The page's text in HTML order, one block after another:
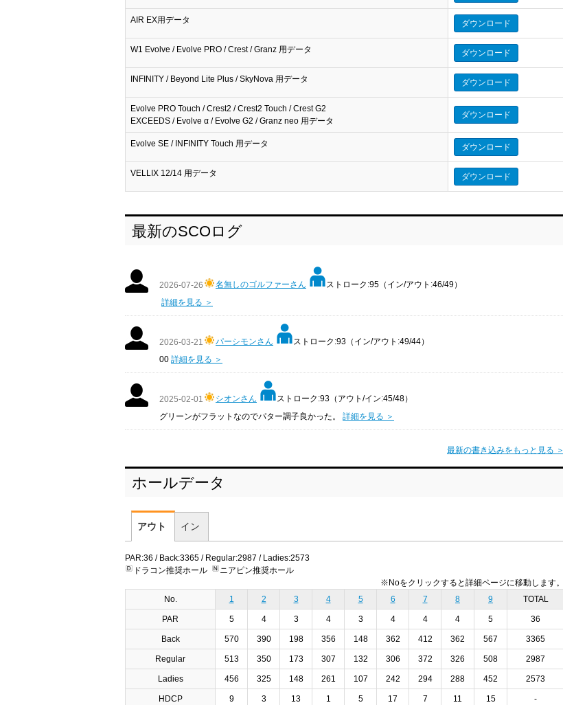
AIR EX用データ ダウンロード
W1 Evolve / Evolve PRO / Crest / Granz 用データ ダウンロード
INFINITY / Beyond Lite Plus / SkyNova 用データ ダウンロード
Evolve PRO Touch / Crest2 / Crest2 Touch / Crest G2
EXCEEDS / Evolve α / Evolve G2 / Granz neo 用データ
ダウンロード
Evolve SE / INFINITY Touch 用データ ダウンロード
VELLIX 12/14 用データ ダウンロード
最新のSCOログ
2026-07-26 名無しのゴルファーさん
ストローク:95（イン/アウト:46/49）
詳細を見る ＞
2026-03-21 パーシモンさん
ストローク:93（イン/アウト:49/44）
00 詳細を見る ＞
2025-02-01 シオンさん
ストローク:93（アウト/イン:45/48）
グリーンがフラットなのでパター調子良かった。 詳細を見る ＞
最新の書き込みをもっと見る ＞
ホールデータ
アウト イン
PAR:36 / Back:3365 / Regular:2987 / Ladies:2573
ドラコン推奨ホール
ニアピン推奨ホール
※Noをクリックすると詳細ページに移動します。
No.
1 2 3 4 5 6 7 8 9 TOTAL
PAR 5 4 3 4 3 4 4 4 5 36
Back 570 390 198 356 148 362 412 362 567 3365
Regular 513 350 173 307 132 306 372 326 508 2987
Ladies 456 325 148 261 107 242 294 288 452 2573
HDCP 9 3 13 1 5 17 7 11 15 -